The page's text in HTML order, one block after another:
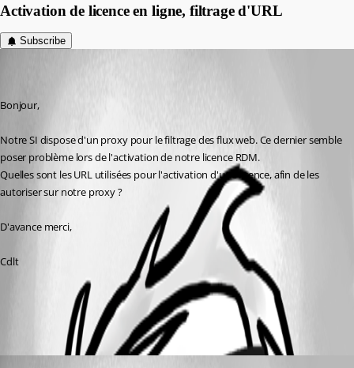
Activation de licence en ligne, filtrage d'URL
Subscribe
Bonjour,
Notre SI dispose d'un proxy pour le filtrage des flux web. Ce dernier semble
poser problème lors de l'activation de notre licence RDM.
Quelles sont les URL utilisées pour l'activation d'une licence, afin de les
autoriser sur notre proxy ?
D'avance merci,
Cdlt
All Comments (1)